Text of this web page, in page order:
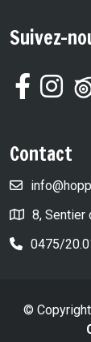
Suivez-
Contact
8, Sentier
0475/
© Copyright